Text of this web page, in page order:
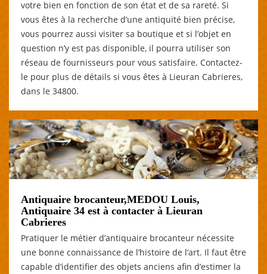
votre bien en fonction de son état et de sa rareté. Si
vous êtes à la recherche d’une antiquité bien précise,
vous pourrez aussi visiter sa boutique et si l’objet en
question n’y est pas disponible, il pourra utiliser son
réseau de fournisseurs pour vous satisfaire. Contactez-
le pour plus de détails si vous êtes à Lieuran Cabrieres,
dans le 34800.
Antiquaire brocanteur,MEDOU Louis,
Antiquaire 34 est à contacter à Lieuran
Cabrieres
Pratiquer le métier d’antiquaire brocanteur nécessite
une bonne connaissance de l’histoire de l’art. Il faut être
capable d’identifier des objets anciens afin d’estimer la